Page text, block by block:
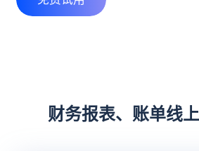
财务报表、账单线